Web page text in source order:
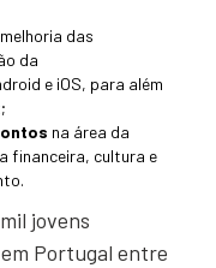
das
da
e iOS, para além
na área da
financeira, cultura e
jovens
Portugal entre